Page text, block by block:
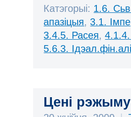
Катэгорыі: 1.6.
апазіцыя, 3.1.
3.4.5. Расея,
5.6.3.
Цені рэжыму